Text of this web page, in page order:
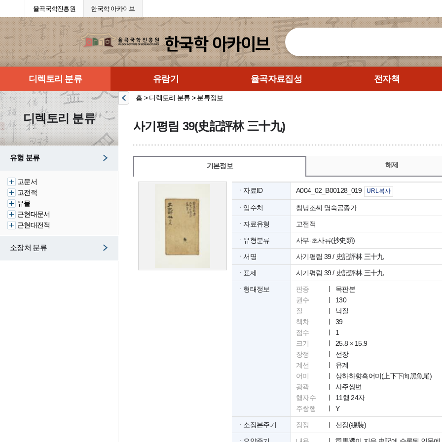
율곡국학진흥원 한국학 아카이브
디렉토리 분류 유람기 율곡자료집성 전자책
디렉토리 분류
유형 분류
고문서
고전적
유물
근현대문서
근현대전적
소장처 분류
홈 > 디렉토리 분류 > 분류정보
사기평림 39(史記評林 三十九)
기본정보 해제
ㆍ자료ID A004_02_B00128_019 URL복사
ㆍ입수처 창녕조씨 명숙공종가
ㆍ자료유형 고전적
ㆍ유형분류 사부-초사류(抄史類)
ㆍ서명 사기평림 39 / 史記評林 三十九
ㆍ표제 사기평림 39 / 史記評林 三十九
ㆍ형태정보 판종
목판본
권수
130
질
낙질
책차
39
점수
1
크기
25.8 × 15.9
장정
선장
계선
유계
어미
상하하향흑어미(上下下向黑魚尾)
광곽
사주쌍변
행자수
11행 24자
주쌍행
Y
ㆍ소장본주기 장정 선장(線裝)